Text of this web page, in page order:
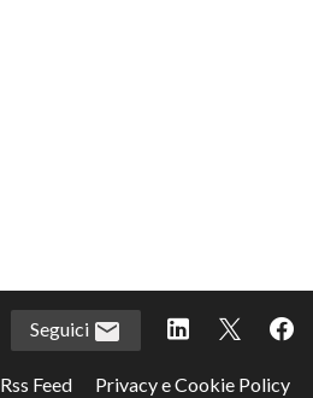
Seguici
Rss Feed Privacy e Cookie Policy